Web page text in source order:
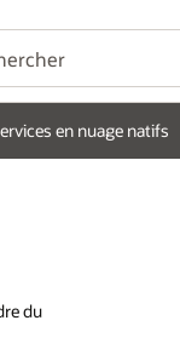
en nuage natifs
du